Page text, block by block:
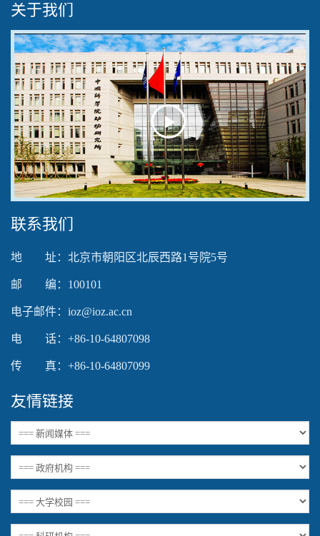
关于我们
Play
Video
联系我们
地 址：北京市朝阳区北辰西路1号院5号
邮 编：100101
电子邮件：ioz@ioz.ac.cn
电 话：+86-10-64807098
传 真：+86-10-64807099
友情链接